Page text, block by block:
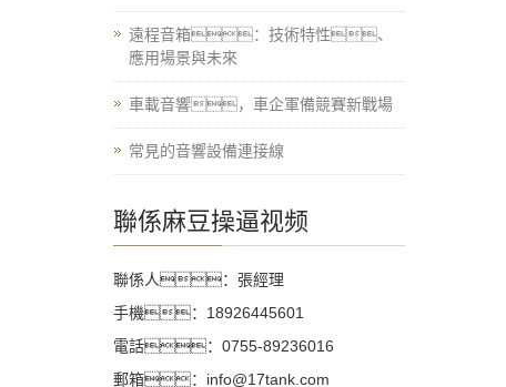
遠程音箱：技術特性、
應用場景與未來
車載音響，車企軍備競賽新戰場
常見的音響設備連接線
聯係麻豆操逼视频
聯係人：張經理
手機：18926445601
電話：0755-89236016
郵箱：info@17tank.com